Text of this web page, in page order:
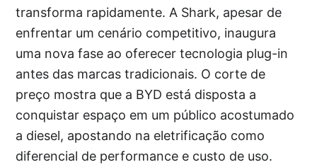
transforma rapidamente. A Shark, apesar de
enfrentar um cenário competitivo, inaugura
uma nova fase ao oferecer tecnologia plug-in
antes das marcas tradicionais. O corte de
preço mostra que a BYD está disposta a
conquistar espaço em um público acostumado
a diesel, apostando na eletrificação como
diferencial de performance e custo de uso.